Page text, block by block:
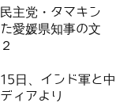
主党・タマキン
愛媛県知事の文
日、インド軍と中
ィアより